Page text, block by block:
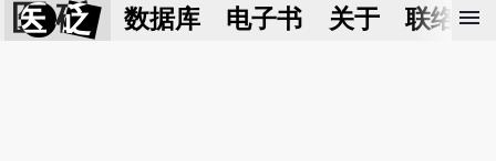
医 砭 数据库 电子书 关于 联络我
menu